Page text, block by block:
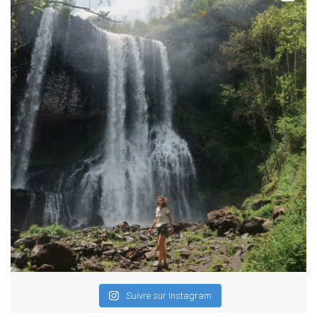
Suivre sur Instagram